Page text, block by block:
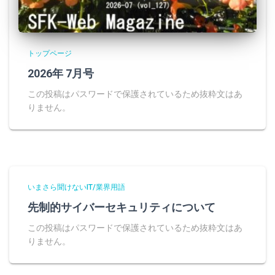
トップページ
2026年 7月号
この投稿はパスワードで保護されているため抜粋文はあ
りません。
いまさら聞けないIT/業界用語
先制的サイバーセキュリティについて
この投稿はパスワードで保護されているため抜粋文はあ
りません。